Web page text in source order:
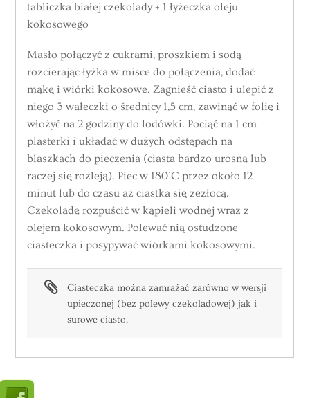
tabliczka białej czekolady + 1 łyżeczka oleju
kokosowego
Masło połączyć z cukrami, proszkiem i sodą
rozcierając łyżka w misce do połączenia, dodać
mąkę i wiórki kokosowe. Zagnieść ciasto i ulepić z
niego 3 wałeczki o średnicy 1,5 cm, zawinąć w folię i
włożyć na 2 godziny do lodówki. Pociąć na 1 cm
plasterki i układać w dużych odstępach na
blaszkach do pieczenia (ciasta bardzo urosną lub
raczej się rozleją). Piec w 180’C przez około 12
minut lub do czasu aż ciastka się zezłocą.
Czekoladę rozpuścić w kąpieli wodnej wraz z
olejem kokosowym. Polewać nią ostudzone
ciasteczka i posypywać wiórkami kokosowymi.
Ciasteczka można zamrażać zarówno w wersji
upieczonej (bez polewy czekoladowej) jak i
surowe ciasto.